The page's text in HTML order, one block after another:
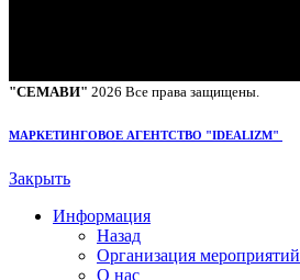
"СЕМАВИ" 2026 Все права защищены.
МАРКЕТИНГОВОЕ АГЕНТСТВО "IDEALIZM"
Закрыть
Информация
Назад
Организация мероприятий
О нас